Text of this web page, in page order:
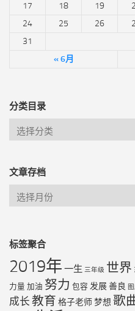
« 6月
17
18 19
24
25 26
31
分类目录
文章存档
标签聚合
2019年 一生 三年级 世界
力量 加油 努力 包容 发展善良
成长 教育 格子老师梦想 歌